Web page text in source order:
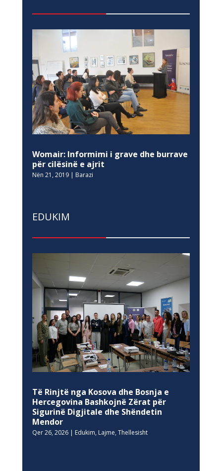
Womair: Informimi i grave dhe burrave
për cilësinë e ajrit
Nën 21, 2019| Barazi
EDUKIM
Të Rinjtë nga Kosova dhe Bosnja e
Hercegovina Bashkojnë Zërat për
Sigurinë Digjitale dhe Shëndetin
Mendor
Qer 26, 2026| Edukim, Lajme, Thellesisht